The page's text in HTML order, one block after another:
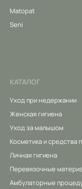
Matopat
Seni
КАТАЛОГ
Уход при недержании
Женская гигиена
Уход за малышом
Косметика и средства
Личная гигиена
Перевязочные
Амбулаторные